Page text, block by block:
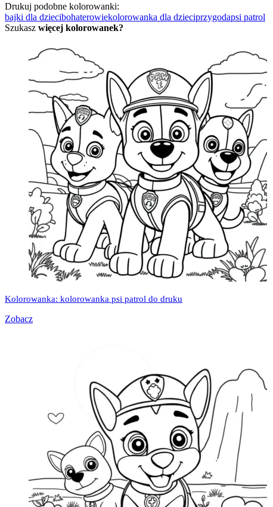
Drukuj podobne kolorowanki:
bajki dla dziecibohaterowiekolorowanka dla dzieciprzygodapsi patrol
Szukasz więcej kolorowanek?
Kolorowanka: kolorowanka psi patrol do druku
Zobacz